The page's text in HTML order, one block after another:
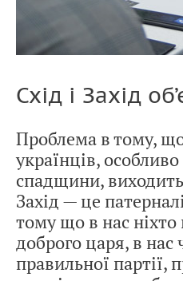
Схід і Захід
Проблема в тому,
українців,
спадщини,
Захід — це
тому що в нас ніхто
доброго царя, в нас
правильної партії,